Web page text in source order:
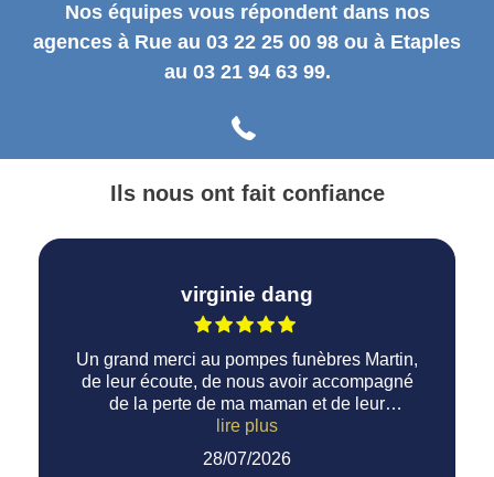
Nos équipes vous répondent dans nos
agences à Rue au 03 22 25 00 98 ou à Etaples
au 03 21 94 63 99.
Ils nous ont fait confiance
virginie dang
Un grand merci au pompes funèbres Martin,
de leur écoute, de nous avoir accompagné
de la perte de ma maman et de leur
professionnalisme.
lire plus
28/07/2026